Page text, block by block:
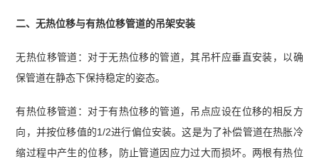
二、无热位移与有热位移管道的吊架安装
无热位移管道：对于无热位移的管道，其吊杆应垂直安装，以确
保管道在静态下保持稳定的姿态。
有热位移管道：对于有热位移的管道，吊点应设在位移的相反方
向，并按位移值的1/2进行偏位安装。这是为了补偿管道在热胀冷
缩过程中产生的位移，防止管道因应力过大而损坏。两根有热位